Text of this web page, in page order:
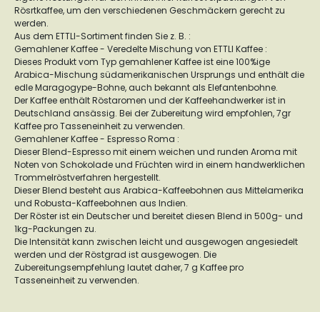
Rösrtkaffee, um den verschiedenen Geschmäckern gerecht zu
werden.
Aus dem ETTLI-Sortiment finden Sie z. B. :
Gemahlener Kaffee - Veredelte Mischung von ETTLI Kaffee :
Dieses Produkt vom Typ gemahlener Kaffee ist eine 100%ige
Arabica-Mischung südamerikanischen Ursprungs und enthält die
edle Maragogype-Bohne, auch bekannt als Elefantenbohne.
Der Kaffee enthält Röstaromen und der Kaffeehandwerker ist in
Deutschland ansässig. Bei der Zubereitung wird empfohlen, 7gr
Kaffee pro Tasseneinheit zu verwenden.
Gemahlener Kaffee - Espresso Roma :
Dieser Blend-Espresso mit einem weichen und runden Aroma mit
Noten von Schokolade und Früchten wird in einem handwerklichen
Trommelröstverfahren hergestellt.
Dieser Blend besteht aus Arabica-Kaffeebohnen aus Mittelamerika
und Robusta-Kaffeebohnen aus Indien.
Der Röster ist ein Deutscher und bereitet diesen Blend in 500g- und
1kg-Packungen zu.
Die Intensität kann zwischen leicht und ausgewogen angesiedelt
werden und der Röstgrad ist ausgewogen. Die
Zubereitungsempfehlung lautet daher, 7 g Kaffee pro
Tasseneinheit zu verwenden.